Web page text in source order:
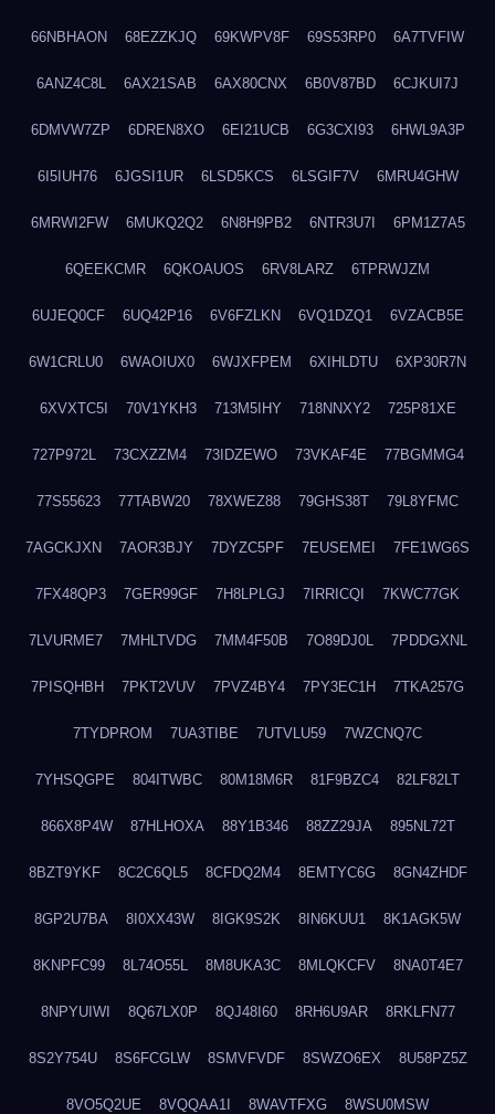
66NBHAON 68EZZKJQ 69KWPV8F 69S53RP0 6A7TVFIW
6ANZ4C8L 6AX21SAB 6AX80CNX 6B0V87BD 6CJKUI7J
6DMVW7ZP 6DREN8XO 6EI21UCB 6G3CXI93 6HWL9A3P
6I5IUH76 6JGSI1UR 6LSD5KCS 6LSGIF7V 6MRU4GHW
6MRWI2FW 6MUKQ2Q2 6N8H9PB2 6NTR3U7I 6PM1Z7A5
6QEEKCMR 6QKOAUOS 6RV8LARZ 6TPRWJZM
6UJEQ0CF 6UQ42P16 6V6FZLKN 6VQ1DZQ1 6VZACB5E
6W1CRLU0 6WAOIUX0 6WJXFPEM 6XIHLDTU 6XP30R7N
6XVXTC5I 70V1YKH3 713M5IHY 718NNXY2 725P81XE
727P972L 73CXZZM4 73IDZEWO 73VKAF4E 77BGMMG4
77S55623 77TABW20 78XWEZ88 79GHS38T 79L8YFMC
7AGCKJXN 7AOR3BJY 7DYZC5PF 7EUSEMEI 7FE1WG6S
7FX48QP3 7GER99GF 7H8LPLGJ 7IRRICQI 7KWC77GK
7LVURME7 7MHLTVDG 7MM4F50B 7O89DJ0L 7PDDGXNL
7PISQHBH 7PKT2VUV 7PVZ4BY4 7PY3EC1H 7TKA257G
7TYDPROM 7UA3TIBE 7UTVLU59 7WZCNQ7C
7YHSQGPE 804ITWBC 80M18M6R 81F9BZC4 82LF82LT
866X8P4W 87HLHOXA 88Y1B346 88ZZ29JA 895NL72T
8BZT9YKF 8C2C6QL5 8CFDQ2M4 8EMTYC6G 8GN4ZHDF
8GP2U7BA 8I0XX43W 8IGK9S2K 8IN6KUU1 8K1AGK5W
8KNPFC99 8L74O55L 8M8UKA3C 8MLQKCFV 8NA0T4E7
8NPYUIWI 8Q67LX0P 8QJ48I60 8RH6U9AR 8RKLFN77
8S2Y754U 8S6FCGLW 8SMVFVDF 8SWZO6EX 8U58PZ5Z
8VO5Q2UE 8VQQAA1I 8WAVTFXG 8WSU0MSW